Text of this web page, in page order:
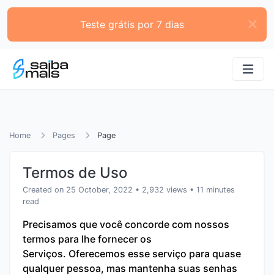
Teste grátis por 7 dias
Home Pages Page
Termos de Uso
Created on 25 October, 2022 • 2,932 views • 11 minutes
read
Precisamos que você concorde com nossos
termos para lhe fornecer os
Serviços. Oferecemos esse serviço para quase
qualquer pessoa, mas mantenha suas senhas